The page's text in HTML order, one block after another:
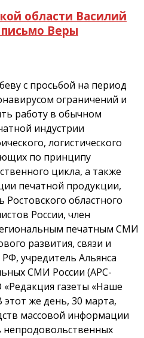
области Василий
письмо Веры
с просьбой на период
ограничений и
работу в обычном
индустрии
логистического
по принципу
цикла, а также
печатной продукции,
Ростовского областного
России, член
печатным СМИ
развития, связи и
учредитель Альянса
СМИ России (АРС-
газеты «Наше
же день, 30 марта,
массовой информации
непродовольственных